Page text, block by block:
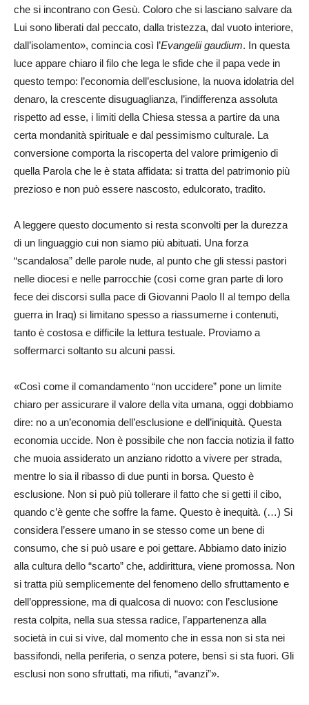
che si incontrano con Gesù. Coloro che si lasciano salvare da
Lui sono liberati dal peccato, dalla tristezza, dal vuoto interiore,
dall’isolamento», comincia così l’Evangelii gaudium. In questa
luce appare chiaro il filo che lega le sfide che il papa vede in
questo tempo: l’economia dell’esclusione, la nuova idolatria del
denaro, la crescente disuguaglianza, l’indifferenza assoluta
rispetto ad esse, i limiti della Chiesa stessa a partire da una
certa mondanità spirituale e dal pessimismo culturale. La
conversione comporta la riscoperta del valore primigenio di
quella Parola che le è stata affidata: si tratta del patrimonio più
prezioso e non può essere nascosto, edulcorato, tradito.
A leggere questo documento si resta sconvolti per la durezza
di un linguaggio cui non siamo più abituati. Una forza
“scandalosa” delle parole nude, al punto che gli stessi pastori
nelle diocesi e nelle parrocchie (così come gran parte di loro
fece dei discorsi sulla pace di Giovanni Paolo II al tempo della
guerra in Iraq) si limitano spesso a riassumerne i contenuti,
tanto è costosa e difficile la lettura testuale. Proviamo a
soffermarci soltanto su alcuni passi.
«Così come il comandamento “non uccidere” pone un limite
chiaro per assicurare il valore della vita umana, oggi dobbiamo
dire: no a un’economia dell’esclusione e dell’iniquità. Questa
economia uccide. Non è possibile che non faccia notizia il fatto
che muoia assiderato un anziano ridotto a vivere per strada,
mentre lo sia il ribasso di due punti in borsa. Questo è
esclusione. Non si può più tollerare il fatto che si getti il cibo,
quando c’è gente che soffre la fame. Questo è inequità. (…) Si
considera l’essere umano in se stesso come un bene di
consumo, che si può usare e poi gettare. Abbiamo dato inizio
alla cultura dello “scarto” che, addirittura, viene promossa. Non
si tratta più semplicemente del fenomeno dello sfruttamento e
dell’oppressione, ma di qualcosa di nuovo: con l’esclusione
resta colpita, nella sua stessa radice, l’appartenenza alla
società in cui si vive, dal momento che in essa non si sta nei
bassifondi, nella periferia, o senza potere, bensì si sta fuori. Gli
esclusi non sono sfruttati, ma rifiuti, “avanzi”».